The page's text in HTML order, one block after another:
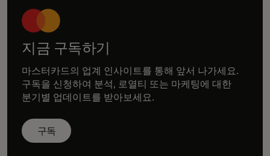
지금 구독하기
마스터카드의 업계 인사이트를 통해 앞서 나가세요.
구독을 신청하여 분석, 로열티 또는 마케팅에 대한
분기별 업데이트를 받아보세요.
구독